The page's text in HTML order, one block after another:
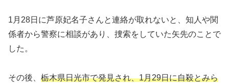
1月28日に芦原妃名子さんと連絡が取れないと、知人や関
係者から警察に相談があり、捜索をしていた矢先のことで
した。
その後、 栃木県日光市で発見され、1月29日に自殺とみら